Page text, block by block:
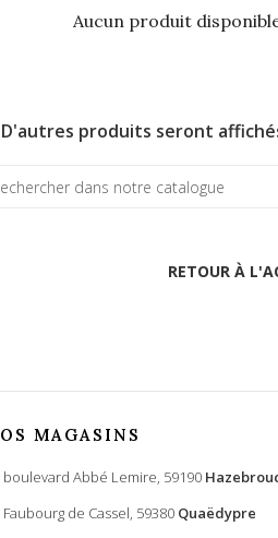
Aucun produit
produits seront
RETOUR À
MAGASINS
boulevard Abbé Lemire, 59190
Faubourg de Cassel, 59380 Quaëdypre